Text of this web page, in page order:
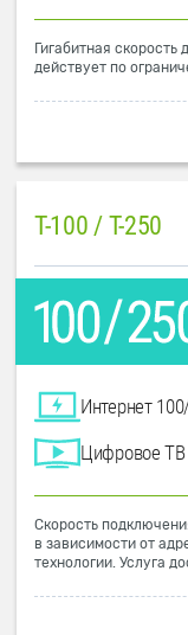
Гигабитная
действует по
T-100 / T-250
Интернет
Цифровое ТВ
Скорость
в зависимости от
технологии. Услуга